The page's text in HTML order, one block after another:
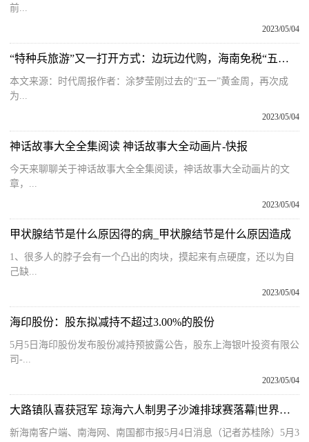
前...
2023/05/04
“特种兵旅游”又一打开方式：边玩边代购，海南免税“五一”入账近9亿 全球报资讯
本文来源：时代周报作者：涂梦莹刚过去的“五一”黄金周，再次成
为...
2023/05/04
神话故事大全全集阅读 神话故事大全动画片-快报
今天来聊聊关于神话故事大全全集阅读，神话故事大全动画片的文
章，...
2023/05/04
甲状腺结节是什么原因得的病_甲状腺结节是什么原因造成
1、很多人的脖子会有一个凸出的肉块，摸起来有点硬度，还以为自
己缺...
2023/05/04
海印股份：股东拟减持不超过3.00%的股份
5月5日海印股份发布股份减持预披露公告，股东上海银叶投资有限公
司-...
2023/05/04
大路镇队喜获冠军 琼海六人制男子沙滩排球赛落幕|世界观点
新海南客户端、南海网、南国都市报5月4日消息（记者苏桂除）5月3